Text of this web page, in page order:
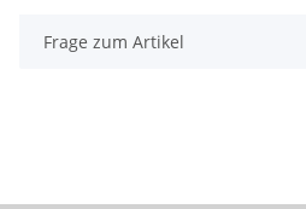
Frage zum Artikel